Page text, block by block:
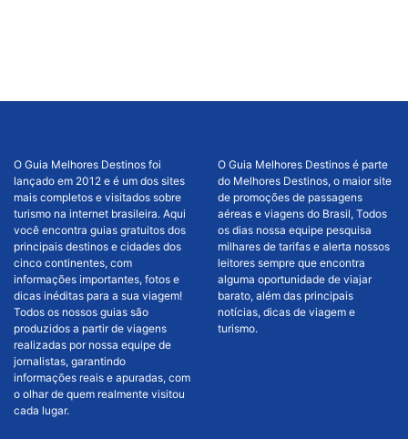
O Guia Melhores Destinos foi
lançado em 2012 e é um dos sites
mais completos e visitados sobre
turismo na internet brasileira. Aqui
você encontra guias gratuitos dos
principais destinos e cidades dos
cinco continentes, com
informações importantes, fotos e
dicas inéditas para a sua viagem!
Todos os nossos guias são
produzidos a partir de viagens
realizadas por nossa equipe de
jornalistas, garantindo
informações reais e apuradas, com
o olhar de quem realmente visitou
cada lugar.
O Guia Melhores Destinos é parte
do Melhores Destinos, o maior site
de promoções de passagens
aéreas e viagens do Brasil, Todos
os dias nossa equipe pesquisa
milhares de tarifas e alerta nossos
leitores sempre que encontra
alguma oportunidade de viajar
barato, além das principais
notícias, dicas de viagem e
turismo.